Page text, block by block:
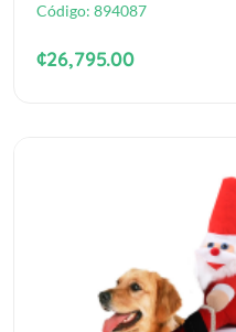
Código: 894087
¢26,795.00